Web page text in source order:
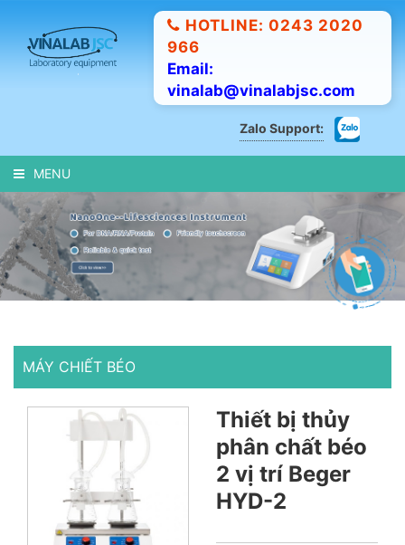
HOTLINE: 0243 2020
966
Email:
vinalab@vinalabjsc.com
Zalo Support:
MENU
MÁY CHIẾT BÉO
Thiết bị thủy
phân chất béo
2 vị trí Beger
HYD-2